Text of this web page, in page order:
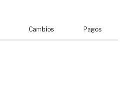
Cambios Pagos